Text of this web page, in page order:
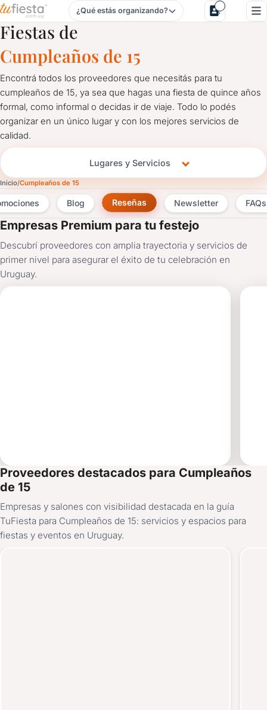
Salones y Servicios para Cumpleaños de 15
¿Qué estás organizando?
Fiestas de
Cumpleaños de 15
Encontrá todos los proveedores que necesitás para tu
cumpleaños de 15, ya sea que hagas una fiesta de quince años
formal, como informal o decidas ir de viaje. Todo lo podés
organizar en un único lugar y con los mejores servicios de
calidad.
Lugares y Servicios
Inicio Cumpleaños de 15
Blog Reseñas Newsletter FAQs
Empresas Premium para tu festejo
Descubrí proveedores con amplia trayectoria y servicios de
primer nivel para asegurar el éxito de tu celebración en
Uruguay.
Proveedores destacados para Cumpleaños
de 15
Empresas y salones con visibilidad destacada en la guía
TuFiesta para Cumpleaños de 15: servicios y espacios para
fiestas y eventos en Uruguay.